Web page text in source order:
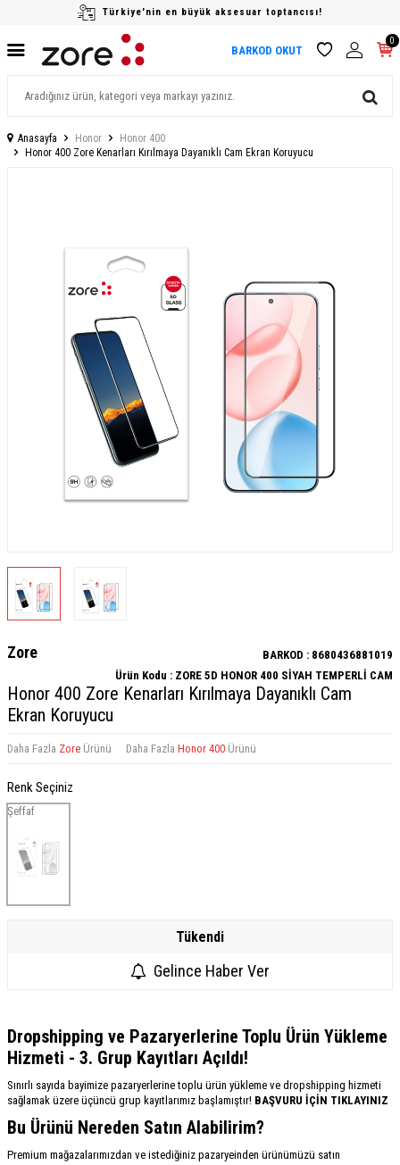
Türkiye'nin en büyük aksesuar toptancısı!
BARKOD OKUT
0
Anasayfa Honor
Honor 400
Honor 400 Zore Kenarları Kırılmaya Dayanıklı Cam Ekran Koruyucu
Zore BARKOD : 8680436881019
Ürün Kodu : ZORE 5D HONOR 400 SİYAH TEMPERLİ CAM
Honor 400 Zore Kenarları Kırılmaya Dayanıklı Cam
Ekran Koruyucu
Daha Fazla Zore Ürünü Daha Fazla Honor 400 Ürünü
Renk Seçiniz
Şeffaf
Tükendi
Gelince Haber Ver
Dropshipping ve Pazaryerlerine Toplu Ürün Yükleme
Hizmeti - 3. Grup Kayıtları Açıldı!
Sınırlı sayıda bayimize pazaryerlerine toplu ürün yükleme ve dropshipping hizmeti
sağlamak üzere üçüncü grup kayıtlarımız başlamıştır! BAŞVURU İÇİN TIKLAYINIZ
Bu Ürünü Nereden Satın Alabilirim?
Premium mağazalarımızdan ve istediğiniz pazaryeinden ürünümüzü satın